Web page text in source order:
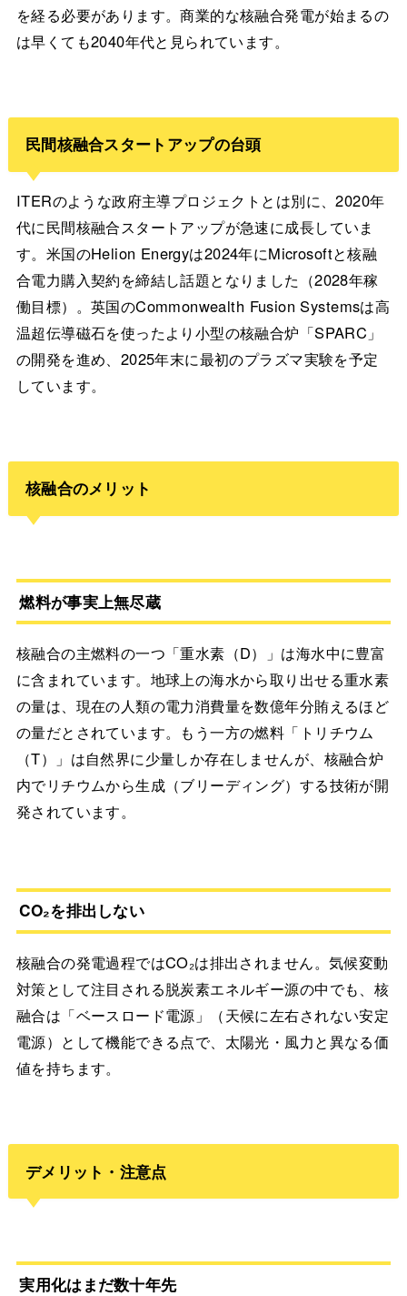
を経る必要があります。商業的な核融合発電が始まるの
は早くても2040年代と見られています。
民間核融合スタートアップの台頭
ITERのような政府主導プロジェクトとは別に、2020年
代に民間核融合スタートアップが急速に成長していま
す。米国のHelion Energyは2024年にMicrosoftと核融
合電力購入契約を締結し話題となりました（2028年稼
働目標）。英国のCommonwealth Fusion Systemsは高
温超伝導磁石を使ったより小型の核融合炉「SPARC」
の開発を進め、2025年末に最初のプラズマ実験を予定
しています。
核融合のメリット
燃料が事実上無尽蔵
核融合の主燃料の一つ「重水素（D）」は海水中に豊富
に含まれています。地球上の海水から取り出せる重水素
の量は、現在の人類の電力消費量を数億年分賄えるほど
の量だとされています。もう一方の燃料「トリチウム
（T）」は自然界に少量しか存在しませんが、核融合炉
内でリチウムから生成（ブリーディング）する技術が開
発されています。
CO₂を排出しない
核融合の発電過程ではCO₂は排出されません。気候変動
対策として注目される脱炭素エネルギー源の中でも、核
融合は「ベースロード電源」（天候に左右されない安定
電源）として機能できる点で、太陽光・風力と異なる価
値を持ちます。
デメリット・注意点
実用化はまだ数十年先